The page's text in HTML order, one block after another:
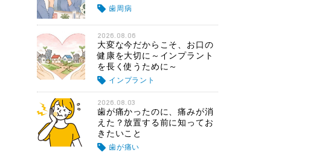
歯周病
2026.08.06
大変な今だからこそ、お口の
健康を大切に～インプラント
を長く使うために～
インプラント
2026.08.03
歯が痛かったのに、痛みが消
えた？放置する前に知ってお
きたいこと
歯が痛い